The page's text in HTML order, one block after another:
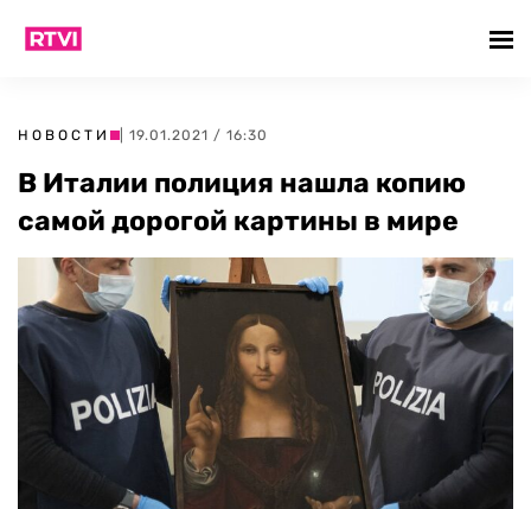
НОВОСТИ | 19.01.2021 / 16:30
В Италии полиция нашла копию
самой дорогой картины в мире